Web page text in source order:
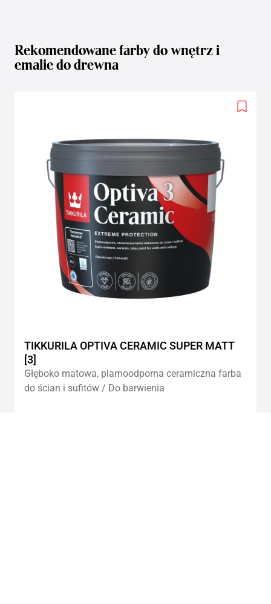
Rekomendowane farby do wnętrz i
emalie do drewna
Add
TIKKURILA OPTIVA CERAMIC SUPER MATT
[3]
Głęboko matowa, plamoodporna ceramiczna farba
do ścian i sufitów / Do barwienia